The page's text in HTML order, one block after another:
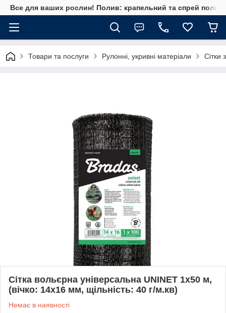
Все для ваших рослин! Полив: крапельний та спрей полив,
Товари та послуги Рулонні, укривні матеріали Сітки
Сітка вольєрна універсальна UNINET 1х50 м,
(вічко: 14х16 мм, щільність: 40 г/м.кв)
Немає в наявності